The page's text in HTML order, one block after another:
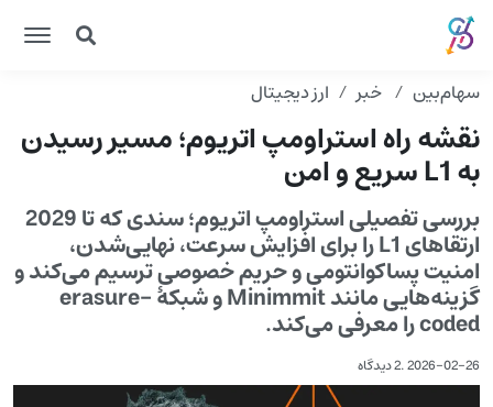
سهام‌بین خبر ارز دیجیتال
نقشه راه استراومپ اتریوم؛ مسیر رسیدن
به L1 سریع و امن
بررسی تفصیلی استراومپ اتریوم؛ سندی که تا 2029
ارتقاهای L1 را برای افزایش سرعت، نهایی‌شدن،
امنیت پسا‌کوانتومی و حریم خصوصی ترسیم می‌کند و
گزینه‌هایی مانند Minimmit و شبکهٔ erasure-
coded را معرفی می‌کند.
2026-02-26
.2 دیدگاه